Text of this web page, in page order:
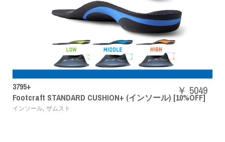
CUSHION+ (インソール) [10%OFF]
ムスト
SHBAZ2M
パワーク